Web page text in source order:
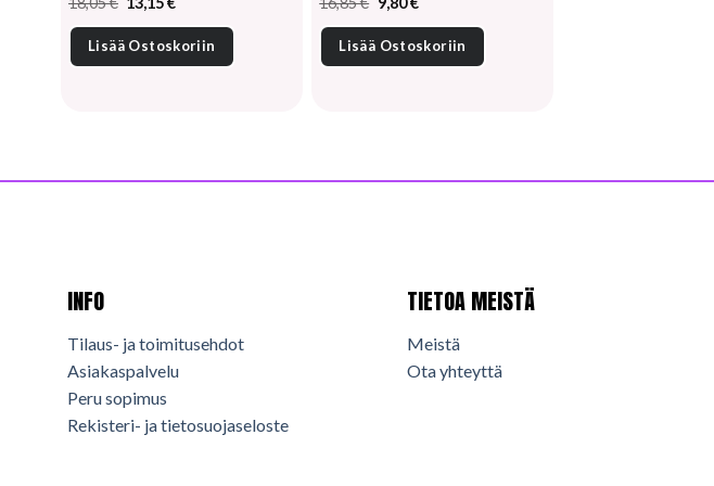
hinta
oli:
18,05 €.
on:
13,15 €.
Lisää Ostoskoriin
hinta
oli:
16,85 €.
on:
9,80 €.
Lisää Ostoskoriin
INFO
Tilaus- ja toimitusehdot
Asiakaspalvelu
Peru sopimus
Rekisteri- ja tietosuojaseloste
TIETOA MEISTÄ
Meistä
Ota yhteyttä